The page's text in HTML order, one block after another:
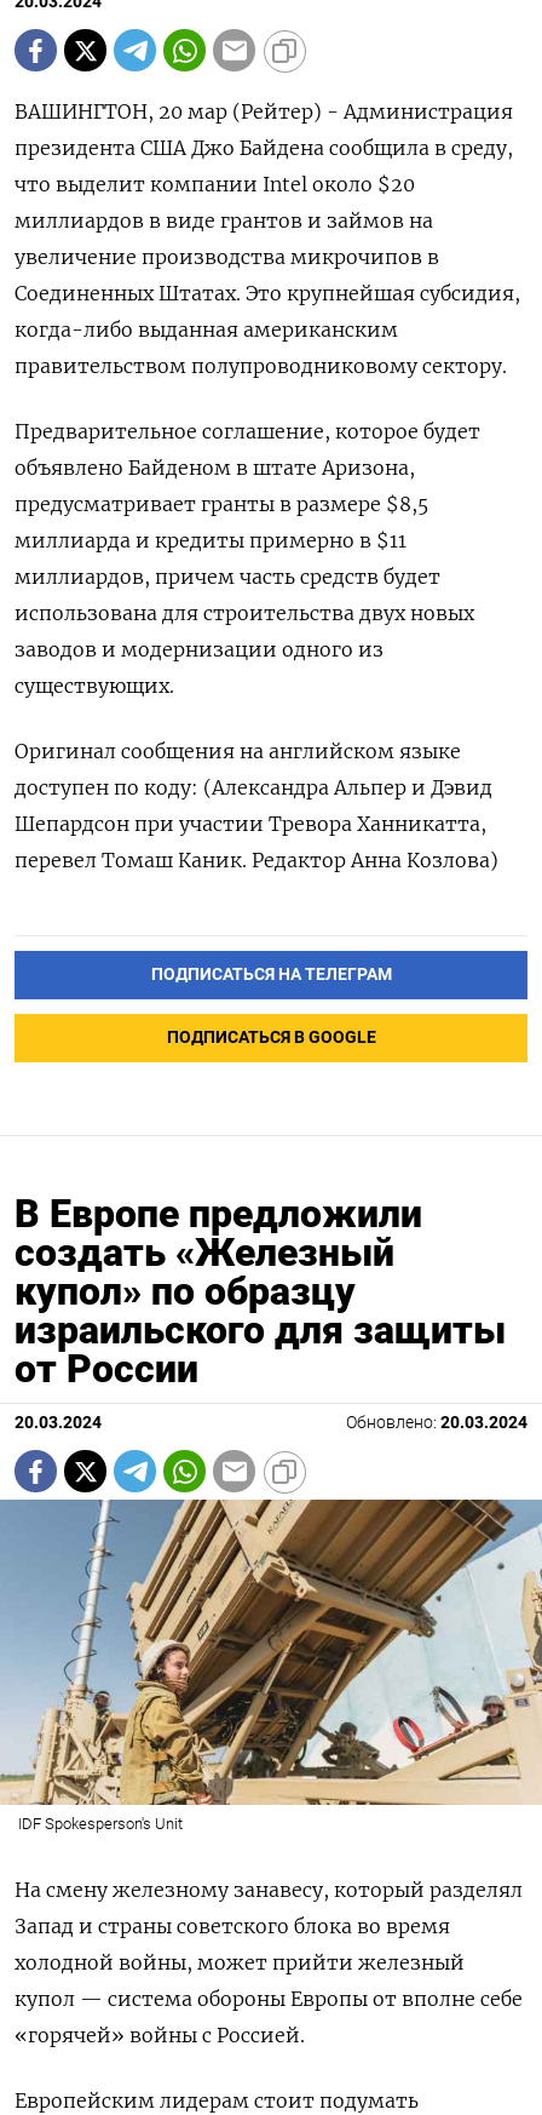
ВАШИНГТОН, 20 мар (Рейтер) - Администрация
президента США Джо Байдена сообщила в среду,
что выделит компании Intel около $20
миллиардов в виде грантов и займов на
увеличение производства микрочипов в
Соединенных Штатах. Это крупнейшая субсидия,
когда-либо выданная американским
правительством полупроводниковому сектору.
Предварительное соглашение, которое будет
объявлено Байденом в штате Аризона,
предусматривает гранты в размере $8,5
миллиарда и кредиты примерно в $11
миллиардов, причем часть средств будет
использована для строительства двух новых
заводов и модернизации одного из
существующих.
Оригинал сообщения на английском языке
доступен по коду: (Александра Альпер и Дэвид
Шепардсон при участии Тревора Ханникатта,
перевел Томаш Каник. Редактор Анна Козлова)
ПОДПИСАТЬСЯ НА ТЕЛЕГРАМ
ПОДПИСАТЬСЯ В GOOGLE
В Европе предложили
создать «Железный
купол» по образцу
израильского для защиты
от России
20.03.2024 Обновлено: 20.03.2024
IDF Spokesperson's Unit
На смену железному занавесу, который разделял
Запад и страны советского блока во время
холодной войны, может прийти железный
купол — система обороны Европы от вполне себе
«горячей» войны с Россией.
Европейским лидерам стоит подумать